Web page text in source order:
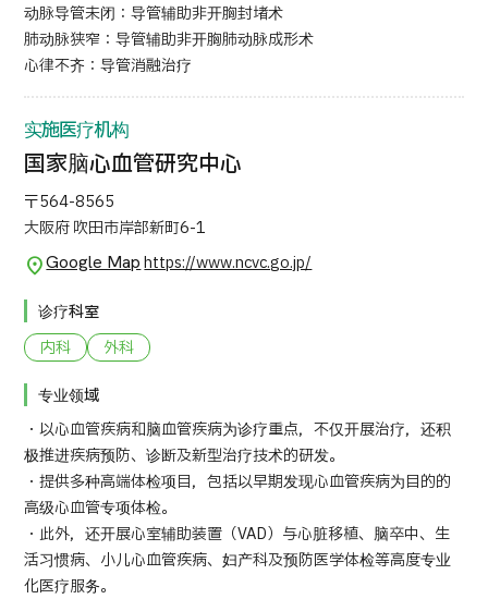
内容精选
新闻
面向医疗机构
运营公司
个人信息保护政策
公司指南与政策
JTB治理
动脉导管未闭：导管辅助非开胸封堵术
肺动脉狭窄：导管辅助非开胸肺动脉成形术
心律不齐：导管消融治疗
实施医疗机构
国家脑心血管研究中心
〒564-8565
大阪府 吹田市岸部新町6-1
Google Map https://www.ncvc.go.jp/
诊疗科室
内科
外科
专业领域
・以心血管疾病和脑血管疾病为诊疗重点，不仅开展治疗，还积
极推进疾病预防、诊断及新型治疗技术的研发。
・提供多种高端体检项目，包括以早期发现心血管疾病为目的的
高级心血管专项体检。
・此外，还开展心室辅助装置（VAD）与心脏移植、脑卒中、生
活习惯病、小儿心血管疾病、妇产科及预防医学体检等高度专业
化医疗服务。